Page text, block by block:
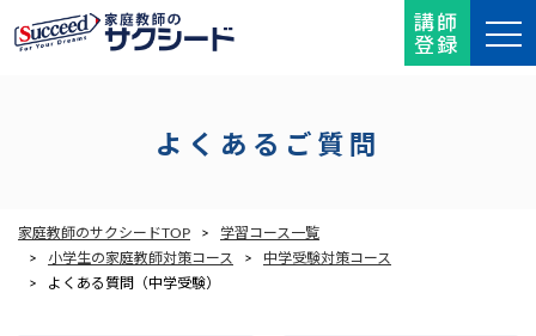
講師
登録
よくあるご質問
家庭教師のサクシードTOP > 学習コース一覧
> 小学生の家庭教師対策コース > 中学受験対策コース
> よくある質問（中学受験）